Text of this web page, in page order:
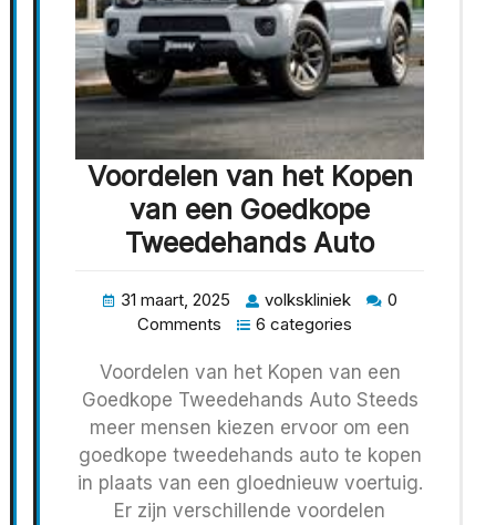
Voordelen van het Kopen
van een Goedkope
Tweedehands Auto
31 maart, 2025 volkskliniek
0
Comments
6 categories
Voordelen van het Kopen van een
Goedkope Tweedehands Auto Steeds
meer mensen kiezen ervoor om een
goedkope tweedehands auto te kopen
in plaats van een gloednieuw voertuig.
Er zijn verschillende voordelen